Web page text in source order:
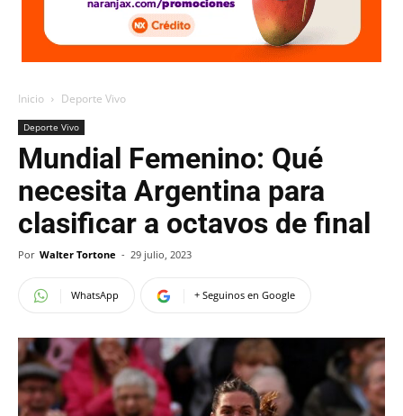
Inicio Deporte Vivo
Deporte Vivo
Mundial Femenino: Qué
necesita Argentina para
clasificar a octavos de final
Por Walter Tortone - 29 julio, 2023
WhatsApp + Seguinos en Google